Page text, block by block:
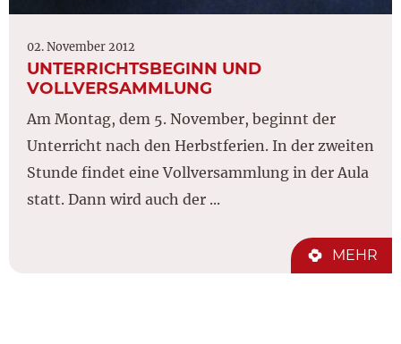
02. November 2012
UNTERRICHTSBEGINN UND
VOLLVERSAMMLUNG
Am Montag, dem 5. November, beginnt der
Unterricht nach den Herbstferien. In der zweiten
Stunde findet eine Vollversammlung in der Aula
statt. Dann wird auch der ...
MEHR